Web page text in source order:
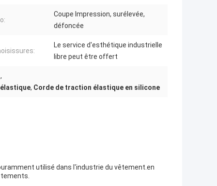
Coupe Impression, surélevée,
défoncée
Le service d'esthétique industrielle
libre peut être offert
,
, Corde de traction élastique en silicone
utilisé dans l'industrie du vêtement.en